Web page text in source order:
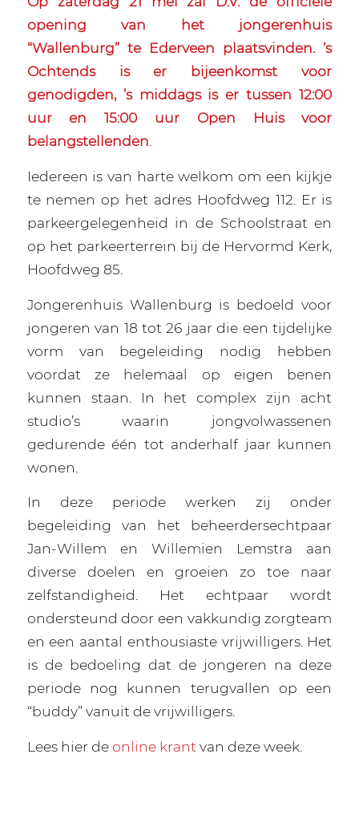
opening van het jongerenhuis
“Wallenburg” te Ederveen plaatsvinden. ’s
Ochtends is er bijeenkomst voor
genodigden, ’s middags is er tussen 12:00
uur en 15:00 uur Open Huis voor
belangstellenden
Iedereen is van harte welkom om een kijkje
te nemen op het adres Hoofdweg 112. Er is
parkeergelegenheid in de Schoolstraat en
op het parkeerterrein bij de Hervormd Kerk,
Hoofdweg 85.
Jongerenhuis Wallenburg is bedoeld voor
jongeren van 18 tot 26 jaar die een tijdelijke
vorm van begeleiding nodig hebben
voordat ze helemaal op eigen benen
kunnen staan. In het complex zijn acht
studio’s waarin jongvolwassenen
gedurende één tot anderhalf jaar kunnen
wonen.
In deze periode werken zij onder
begeleiding van het beheerdersechtpaar
Jan-Willem en Willemien Lemstra aan
diverse doelen en groeien zo toe naar
zelfstandigheid. Het echtpaar wordt
ondersteund door een vakkundig zorgteam
en een aantal enthousiaste vrijwilligers. Het
is de bedoeling dat de jongeren na deze
periode nog kunnen terugvallen op een
“buddy” vanuit de vrijwilligers.
Lees hier deonline krant van deze week.